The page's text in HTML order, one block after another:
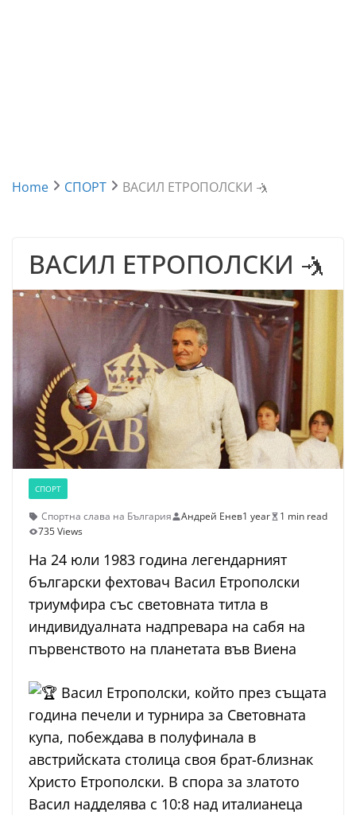
Home СПОРТ ВАСИЛ ЕТРОПОЛСКИ 🤺
ВАСИЛ ЕТРОПОЛСКИ 🤺
СПОРТ
Спортна слава на България Андрей Енев1 year
1 min read
735 Views
На 24 юли 1983 година легендарният
български фехтовач Васил Етрополски
триумфира със световната титла в
индивидуалната надпревара на сабя на
първенството на планетата във Виена
Васил Етрополски, който през същата
година печели и турнира за Световната
купа, побеждава в полуфинала в
австрийската столица своя брат-близнак
Христо Етрополски. В спора за златото
Васил надделява с 10:8 над италианеца